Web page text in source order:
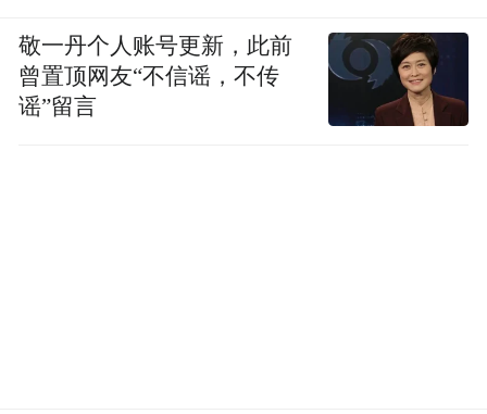
敬一丹个人账号更新，此前
曾置顶网友“不信谣，不传
谣”留言